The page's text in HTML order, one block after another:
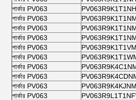
পার্কার PV063
পার্কার PV063
পার্কার PV063
পার্কার PV063
পার্কার PV063
পার্কার PV063
পার্কার PV063
পার্কার PV063
পার্কার PV063
পার্কার PV063